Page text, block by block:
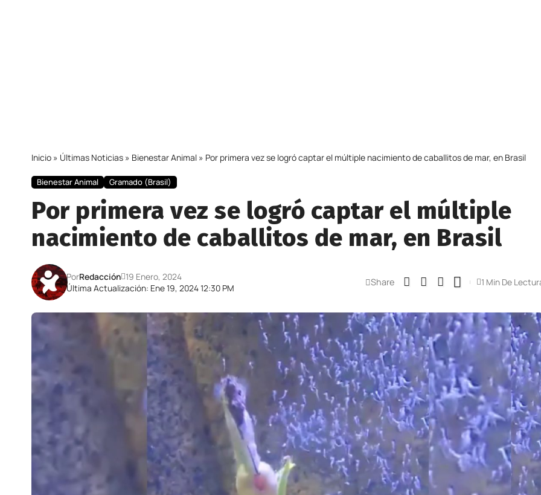
Inicio » Últimas Noticias » Bienestar Animal » Por primera vez se logró captar el múltiple nacimiento de caballitos de mar, en Brasil
Bienestar Animal Gramado (Brasil)
Por primera vez se logró captar el múltiple
nacimiento de caballitos de mar, en Brasil
Última Actualización: Ene 19, 2024 12:30 PM
PorRedacción 19 Enero, 2024 Share 1 Min De